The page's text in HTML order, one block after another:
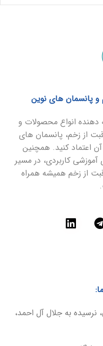
پانسمان های نوین
دهنده انواع محصولات و
از زخم، پانسمان های
اعتماد کنید. همچنین
آموزشی کاربردی، در مسیر
از زخم همیشه همراه
نرسیده به جلال آل احمد،